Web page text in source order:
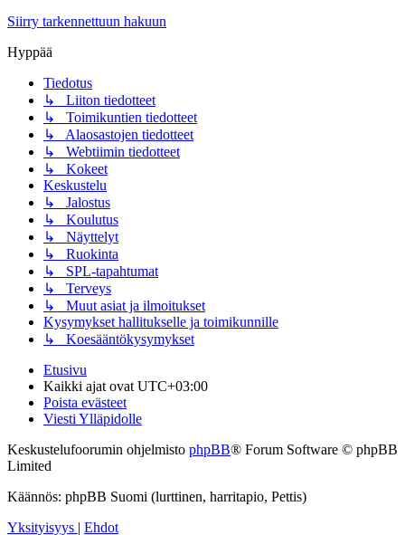
Siirry tarkennettuun hakuun
Hyppää
Tiedotus
↳ Liiton tiedotteet
↳ Toimikuntien tiedotteet
↳ Alaosastojen tiedotteet
↳ Webtiimin tiedotteet
↳ Kokeet
Keskustelu
↳ Jalostus
↳ Koulutus
↳ Näyttelyt
↳ Ruokinta
↳ SPL-tapahtumat
↳ Terveys
↳ Muut asiat ja ilmoitukset
Kysymykset hallitukselle ja toimikunnille
↳ Koesääntökysymykset
Etusivu
Kaikki ajat ovatUTC+03:00
Poista evästeet
Viesti Ylläpidolle
Keskustelufoorumin ohjelmisto phpBB® Forum Software © phpBB
Limited
Käännös: phpBB Suomi (lurttinen, harritapio, Pettis)
Yksityisyys
Ehdot